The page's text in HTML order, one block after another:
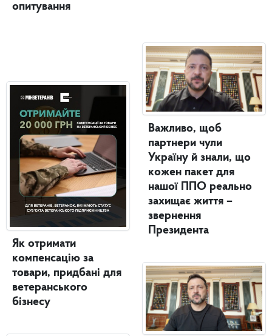
опитування
Як отримати
компенсацію за
товари, придбані для
ветеранського
бізнесу
Важливо, щоб
партнери чули
Україну й знали, що
кожен пакет для
нашої ППО реально
захищає життя –
звернення
Президента